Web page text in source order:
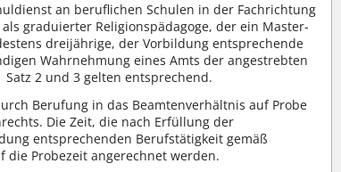
an beruflichen Schulen in der Fachrichtung
graduierter Religionspädagoge, der ein Master-
dreijährige, der Vorbildung entsprechende
Wahrnehmung eines Amts der angestrebten
2 und 3 gelten entsprechend.
Berufung in das Beamtenverhältnis auf Probe
Die Zeit, die nach Erfüllung der
entsprechenden Berufstätigkeit gemäß
die Probezeit angerechnet werden.